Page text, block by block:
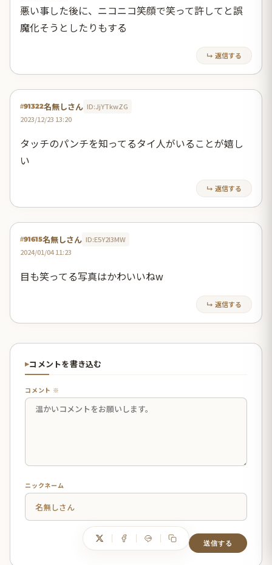
悪い事した後に、ニコニコ笑顔で笑って許してと誤
魔化そうとしたりもする
↳ 返信する
#91322名無しさん ID:JjYTkwZG
2023/12/23 13:20
タッチのパンチを知ってるタイ人がいることが嬉し
い
↳ 返信する
#91615名無しさん ID:E5Y2I3MW
2024/01/04 11:23
目も笑ってる写真はかわいいねw
↳ 返信する
コメントを書き込む
コメント ※
ニックネーム